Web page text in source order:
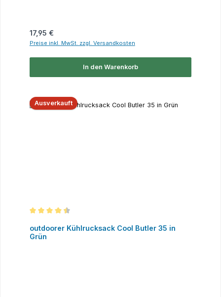
Regulärer Preis:
17,95 €
Preise inkl. MwSt. zzgl. Versandkosten
In den Warenkorb
Ausverkauft
outdoorer Kühlrucksack Cool Butler 35 in
Grün